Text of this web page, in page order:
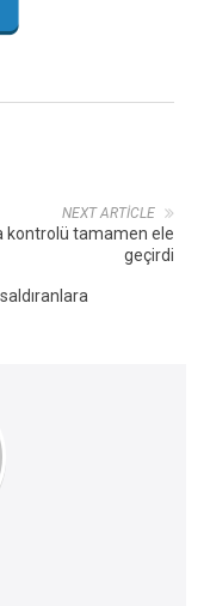
NEXT ARTICLE
kontrolü tamamen ele
geçirdi